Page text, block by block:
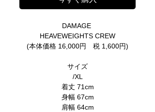
DAMAGE
HEAVEWEIGHTS CREW
(本体価格 16,000円 税 1,600円)
サイズ
/XL
着丈 71cm
身幅 67cm
肩幅 64cm